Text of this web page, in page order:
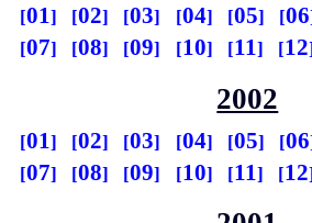
01 02 03 04 05
06
07
08 09 10 11 12
2002
01 02 03 04 05
06
07
08 09 10 11 12